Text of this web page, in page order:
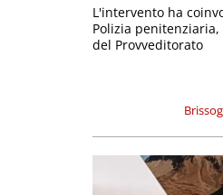
L'intervento ha
Polizia
del Provveditorato